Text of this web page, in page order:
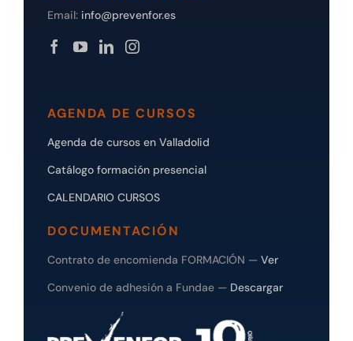
Email: info@prevenfor.es
AGENDA DE CURSOS
Agenda de cursos en Valladolid
Catálogo formación presencial
CALENDARIO CURSOS
DOCUMENTACIÓN
Contrato de encomienda FORMACIÓN — Ver
Convenio de adhesión a Fundae — Descargar